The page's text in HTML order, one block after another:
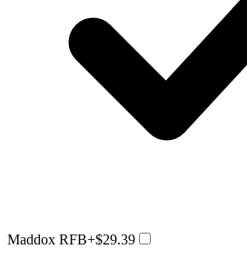
Maddox RFB+$29.39